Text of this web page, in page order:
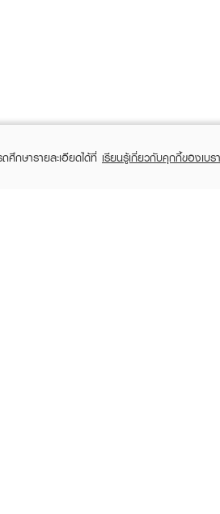
กษารายละเอียดได้ที่ เรียนรู้เกี่ยวกับคุกกี้ของเบร